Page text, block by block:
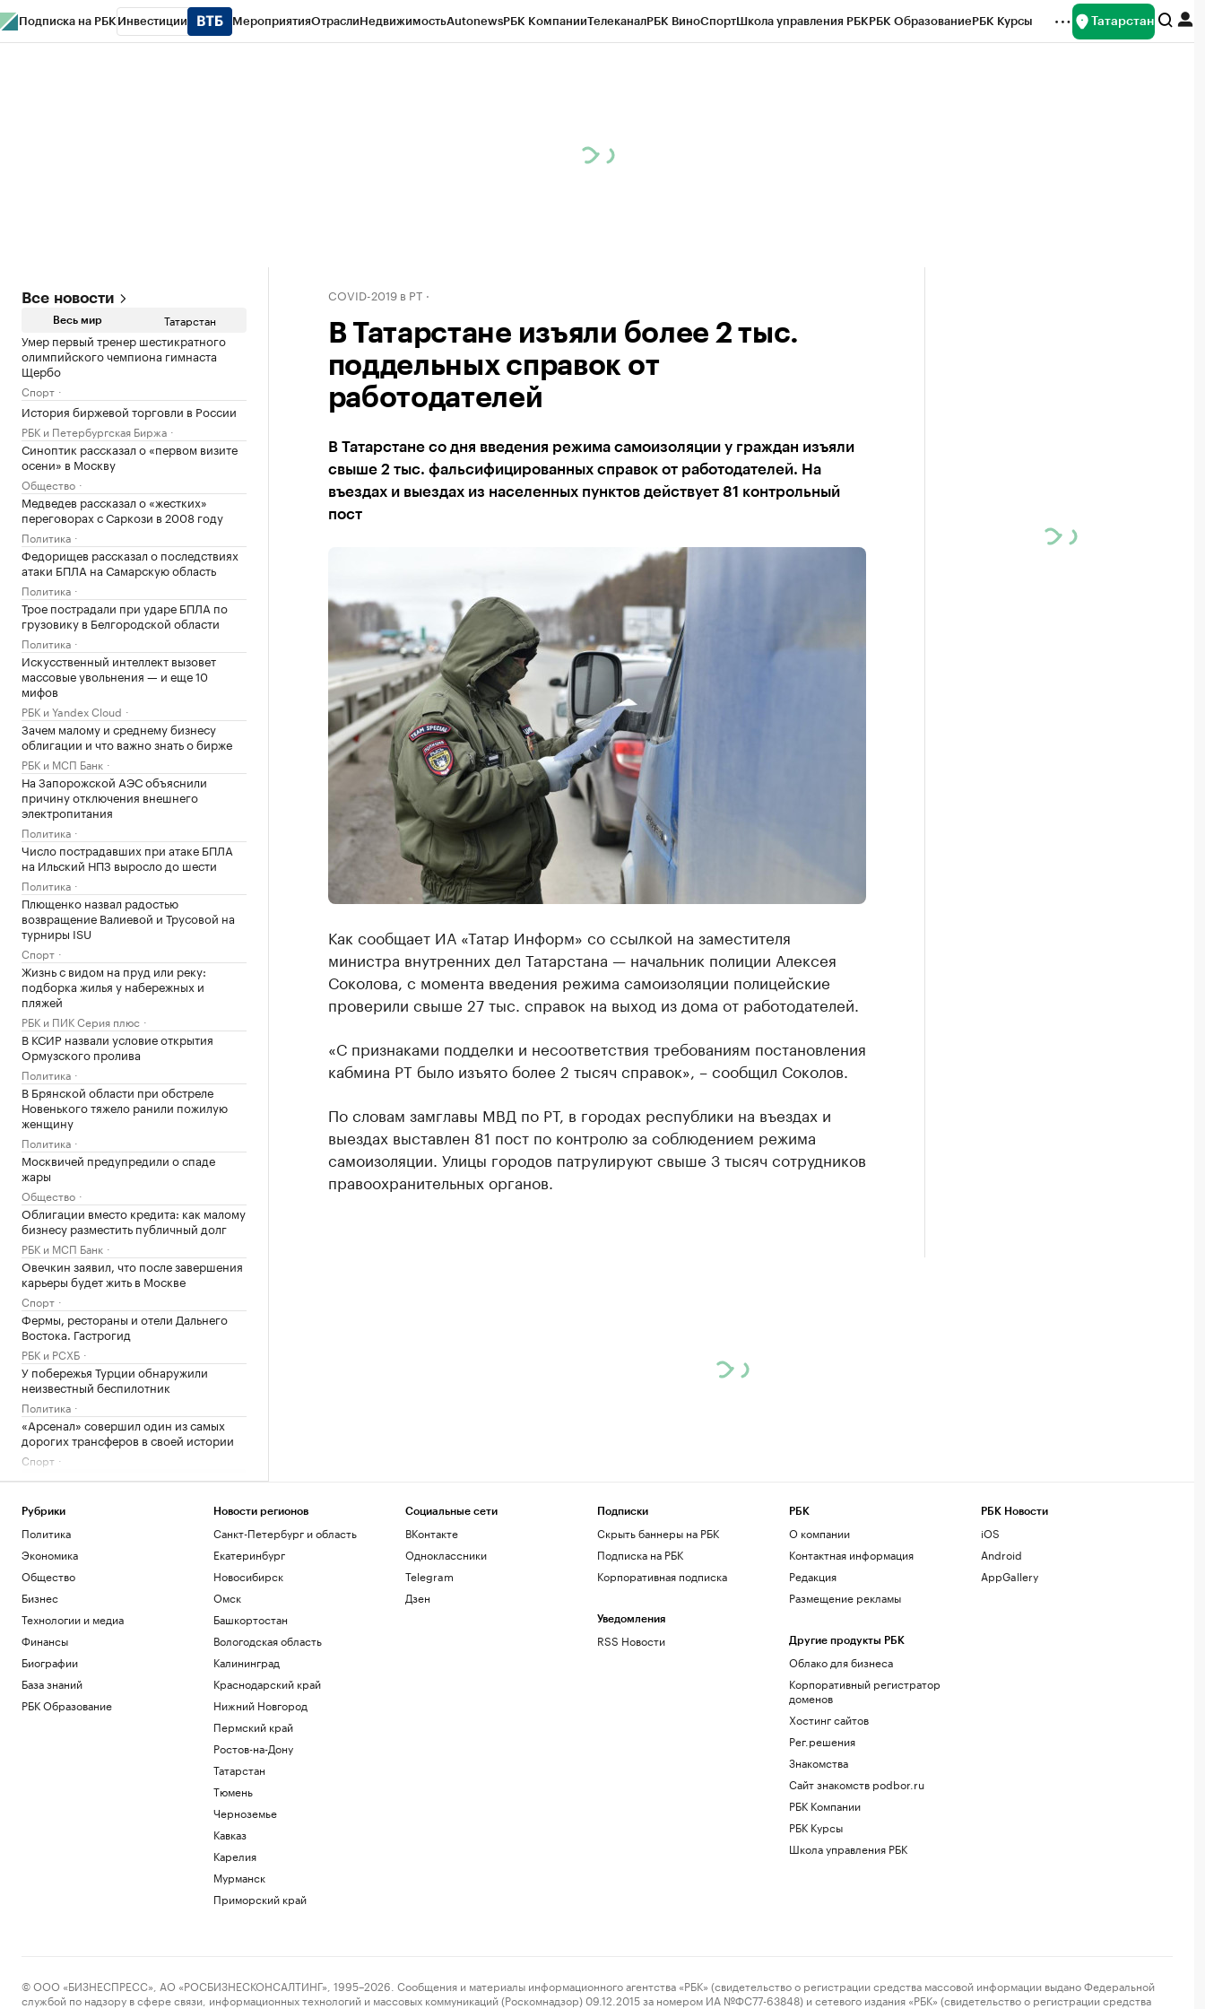
Подписка на РБК Инвестиции МероприятияОтраслиНедвижимостьAutonewsРБК КомпанииТелеканалРБК ВиноСпортШкола управления РБКРБК ОбразованиеРБК Курсы Татарстан
Все новости
Весь мир Татарстан
Умер первый тренер шестикратного
олимпийского чемпиона гимнаста
Щербо
Спорт
История биржевой торговли в России
РБК и Петербургская Биржа
Синоптик рассказал о «первом визите
осени» в Москву
Общество
Медведев рассказал о «жестких»
переговорах с Саркози в 2008 году
Политика
Федорищев рассказал о последствиях
атаки БПЛА на Самарскую область
Политика
Трое пострадали при ударе БПЛА по
грузовику в Белгородской области
Политика
Искусственный интеллект вызовет
массовые увольнения — и еще 10
мифов
РБК и Yandex Cloud
Зачем малому и среднему бизнесу
облигации и что важно знать о бирже
РБК и МСП Банк
На Запорожской АЭС объяснили
причину отключения внешнего
электропитания
Политика
Число пострадавших при атаке БПЛА
на Ильский НПЗ выросло до шести
Политика
Плющенко назвал радостью
возвращение Валиевой и Трусовой на
турниры ISU
Спорт
Жизнь с видом на пруд или реку:
подборка жилья у набережных и
пляжей
РБК и ПИК Серия плюс
В КСИР назвали условие открытия
Ормузского пролива
Политика
В Брянской области при обстреле
Новенького тяжело ранили пожилую
женщину
Политика
Москвичей предупредили о спаде
жары
Общество
Облигации вместо кредита: как малому
бизнесу разместить публичный долг
РБК и МСП Банк
Овечкин заявил, что после завершения
карьеры будет жить в Москве
Спорт
Фермы, рестораны и отели Дальнего
Востока. Гастрогид
РБК и РСХБ
У побережья Турции обнаружили
неизвестный беспилотник
Политика
«Арсенал» совершил один из самых
дорогих трансферов в своей истории
Спорт
COVID-2019 в РТ
В Татарстане изъяли более 2 тыс.
поддельных справок от
работодателей
В Татарстане со дня введения режима самоизоляции у граждан изъяли
свыше 2 тыс. фальсифицированных справок от работодателей. На
въездах и выездах из населенных пунктов действует 81 контрольный
пост
Как сообщает ИА «Татар Информ» со ссылкой на заместителя
министра внутренних дел Татарстана — начальник полиции Алексея
Соколова, с момента введения режима самоизоляции полицейские
проверили свыше 27 тыс. справок на выход из дома от работодателей.
«С признаками подделки и несоответствия требованиям постановления
кабмина РТ было изъято более 2 тысяч справок», – сообщил Соколов.
По словам замглавы МВД по РТ, в городах республики на въездах и
выездах выставлен 81 пост по контролю за соблюдением режима
самоизоляции. Улицы городов патрулируют свыше 3 тысяч сотрудников
правоохранительных органов.
Рубрики
Политика
Экономика
Общество
Бизнес
Технологии и медиа
Финансы
Биографии
База знаний
РБК Образование
Новости регионов
Санкт-Петербург и область
Екатеринбург
Новосибирск
Омск
Башкортостан
Вологодская область
Калининград
Краснодарский край
Нижний Новгород
Пермский край
Ростов-на-Дону
Татарстан
Тюмень
Черноземье
Кавказ
Карелия
Мурманск
Приморский край
Социальные сети
ВКонтакте
Одноклассники
Telegram
Дзен
Подписки
Скрыть баннеры на РБК
Подписка на РБК
Корпоративная подписка
Уведомления
RSS Новости
РБК
О компании
Контактная информация
Редакция
Размещение рекламы
Другие продукты РБК
Облако для бизнеса
Корпоративный регистратор
доменов
Хостинг сайтов
Рег.решения
Знакомства
Сайт знакомств podbor.ru
РБК Компании
РБК Курсы
Школа управления РБК
РБК Новости
iOS
Android
AppGallery
© ООО «БИЗНЕСПРЕСС», АО «РОСБИЗНЕСКОНСАЛТИНГ», 1995–2026. Сообщения и материалы информационного агентства «РБК» (свидетельство о регистрации средства массовой информации выдано Федеральной
службой по надзору в сфере связи, информационных технологий и массовых коммуникаций (Роскомнадзор) 09.12.2015 за номером ИА №ФС77-63848) и сетевого издания «РБК» (свидетельство о регистрации средства